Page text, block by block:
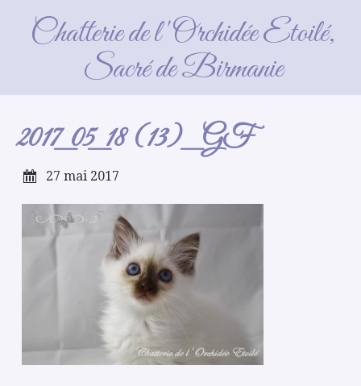
Chatterie de l'Orchidée Etoilé,
Sacré de Birmanie
2017_05_18 (13)_GF
2017_05_18 (13)_GF
27 mai 2017